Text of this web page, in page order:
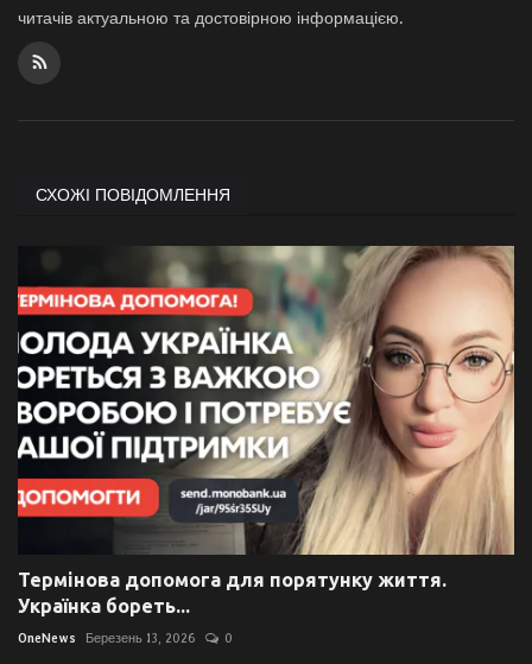
читачів актуальною та достовірною інформацією.
СХОЖІ ПОВІДОМЛЕННЯ
Термінова допомога для порятунку життя.
Українка бореть...
OneNews Березень 13, 2026 0